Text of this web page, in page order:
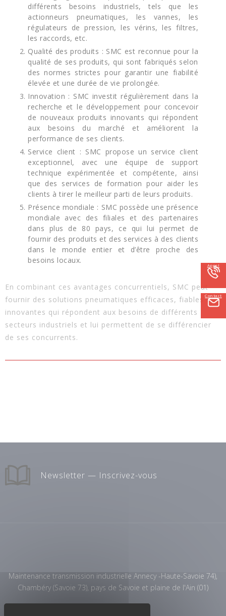
différents besoins industriels, tels que les
actionneurs pneumatiques, les vannes, les
régulateurs de pression, les vérins, les filtres,
les raccords, etc.
Qualité des produits : SMC est reconnue pour la
qualité de ses produits, qui sont fabriqués selon
des normes strictes pour garantir une fiabilité
élevée et une durée de vie prolongée.
Innovation : SMC investit régulièrement dans la
recherche et le développement pour concevoir
de nouveaux produits innovants qui répondent
aux besoins du marché et améliorent la
performance de ses clients.
Service client : SMC propose un service client
exceptionnel, avec une équipe de support
technique expérimentée et compétente, ainsi
que des services de formation pour aider les
clients à tirer le meilleur parti de leurs produits.
Présence mondiale : SMC possède une présence
mondiale avec des filiales et des partenaires
dans plus de 80 pays, ce qui lui permet de
fournir des produits et des services à des clients
dans le monde entier et d’être proche des
besoins locaux.
En combinant ces avantages concurrentiels, SMC peut
fournir des solutions pneumatiques efficaces, fiables et
innovantes qui répondent aux besoins de différents
secteurs industriels et lui permettent de se différencier
de ses concurrents.
Newsletter — Inscrivez-vous
Maintenance transmission industrielle Annecy -Haute-Savoie 74),
Chambéry (Savoie 73), pays de Savoie et plaine de l'Ain (01)
Appel
Contact